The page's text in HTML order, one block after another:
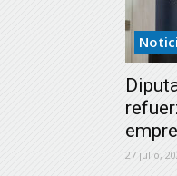
27 julio,